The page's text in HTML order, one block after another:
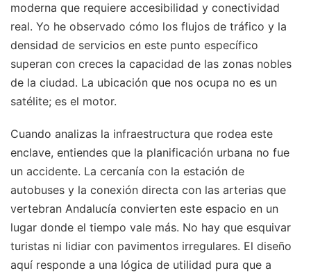
moderna que requiere accesibilidad y conectividad
real. Yo he observado cómo los flujos de tráfico y la
densidad de servicios en este punto específico
superan con creces la capacidad de las zonas nobles
de la ciudad. La ubicación que nos ocupa no es un
satélite; es el motor.
Cuando analizas la infraestructura que rodea este
enclave, entiendes que la planificación urbana no fue
un accidente. La cercanía con la estación de
autobuses y la conexión directa con las arterias que
vertebran Andalucía convierten este espacio en un
lugar donde el tiempo vale más. No hay que esquivar
turistas ni lidiar con pavimentos irregulares. El diseño
aquí responde a una lógica de utilidad pura que a